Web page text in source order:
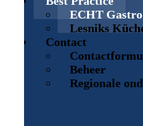
ECHT
Lesniks
Contact
Beheer
Regionale